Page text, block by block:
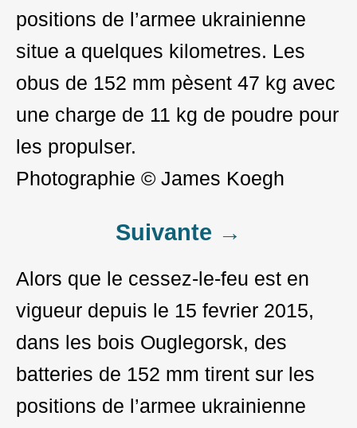
positions de l’armee ukrainienne
situe a quelques kilometres. Les
obus de 152 mm pèsent 47 kg avec
une charge de 11 kg de poudre pour
les propulser.
Photographie © James Koegh
navigation
Suivante →
Alors que le cessez-le-feu est en
vigueur depuis le 15 fevrier 2015,
dans les bois Ouglegorsk, des
batteries de 152 mm tirent sur les
positions de l’armee ukrainienne